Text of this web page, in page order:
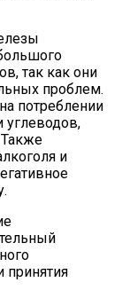
так как они
проблем.
потреблении
и
принятия